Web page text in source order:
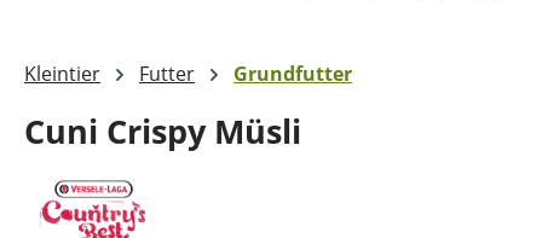
Kleintier Futter Grundfutter
Cuni Crispy Müsli